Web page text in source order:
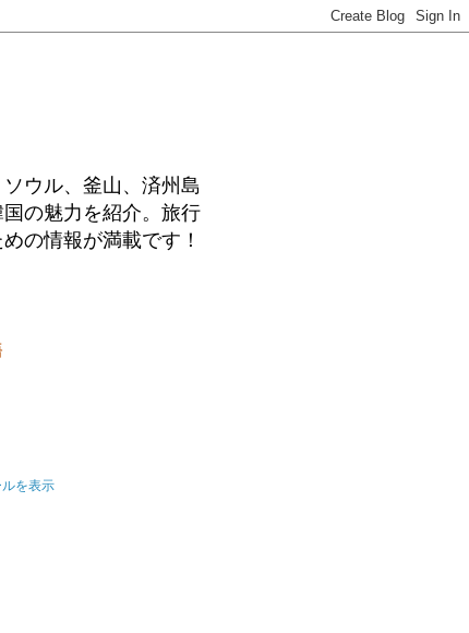
ウル、釜山、済州島
の魅力を紹介。旅行
の情報が満載です！
を表示